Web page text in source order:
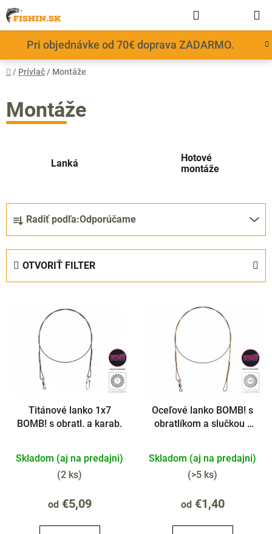
Prejsť
na
obsah
Pri objednávke od 70€ doprava ZADARMO.
KOŠÍK
Domov
/ Prívlač / Montáže
Montáže
Lanká
Hotové
montáže
Radiť podľa:Odporúčame
OTVORIŤ FILTER
Titánové lanko 1x7
BOMB! s obratl. a karab.
Skladom (aj na predajni)
(2 ks)
od€5,09
Oceľové lanko BOMB! s
obratlíkom a slučkou /
Skladom (aj na predajni)
(>5 ks)
od€1,40